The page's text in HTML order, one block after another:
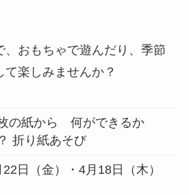
、おもちゃで遊んだり、季節
楽しみませんか？
の紙から 何ができるか
折り紙あそび
22日（金）・4月18日（木）